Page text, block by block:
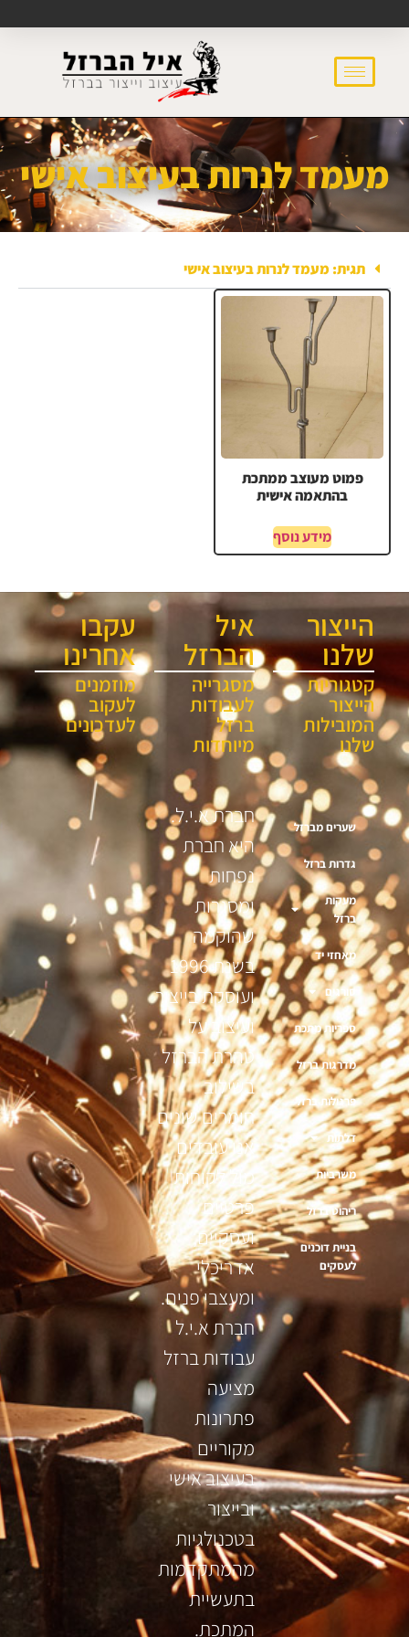
מעמד לנרות בעיצוב אישי
תגית: מעמד לנרות בעיצוב אישי
פמוט מעוצב ממתכת
בהתאמה אישית
מידע נוסף
הייצור
שלנו
קטגוריות
הייצור
המובילות
שלנו
שערים מברזל
גדרות ברזל
מעקות
ברזל
מאחזי יד
סורגים
ספריות מתכת
מדרגות ברזל
פרגולות ברזל
דלתות
משרביות
ריהוט ברזל
בניית דוכנים
לעסקים
איל
הברזל
מסגרייה
לעבודות
ברזל
מיוחדות
חברת א.י.ל.
היא חברת
נפחות
ומסגרות
שהוקמה
בשנת 1996
ועוסקת בייצור
ועיצוב על
טהרת הברזל
בשילוב
חומרים שונים
אנו עובדים
מול לקוחות
פרטיים
ועסקיים,
אדריכלי
ומעצבי פנים.
חברת א.י.ל
עבודות ברזל
מציעה
פתרונות
מקוריים
בעיצוב אישי
ובייצור
בטכנולגיות
מהמתקדמות
בתעשיית
המתכת.
עקבו
אחרינו
מוזמנים
לעקוב
לעדכונים